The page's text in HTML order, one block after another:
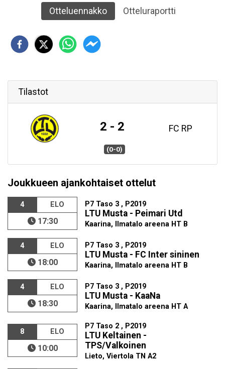
Otteluennakko Otteluraportti
Tilastot
2 - 2 FC RP
(0-0)
Joukkueen ajankohtaiset ottelut
4 ELO
17:30
P7 Taso 3 , P2019
LTU Musta - Peimari Utd
Kaarina, Ilmatalo areena HT B
4 ELO
18:00
P7 Taso 3 , P2019
LTU Musta - FC Inter sininen
Kaarina, Ilmatalo areena HT B
4 ELO
18:30
P7 Taso 3 , P2019
LTU Musta - KaaNa
Kaarina, Ilmatalo areena HT A
8 ELO
10:00
P7 Taso 2 , P2019
LTU Keltainen -
TPS/Valkoinen
Lieto, Viertola TN A2